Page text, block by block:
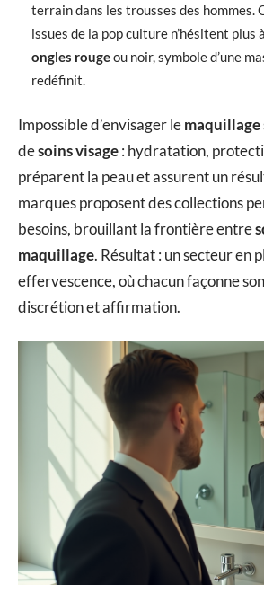
terrain dans les trousses des hommes.
issues de la pop culture n’hésitent plus
ongles rougeou noir, symbole d’une
redéfinit.
Impossible d’envisager lemaquillage
desoins visage: hydratation,
préparent la peau et assurent un
marques proposent des collections
besoins, brouillant la frontière entre
maquillage. Résultat : un secteur en
effervescence, où chacun façonne
discrétion et affirmation.